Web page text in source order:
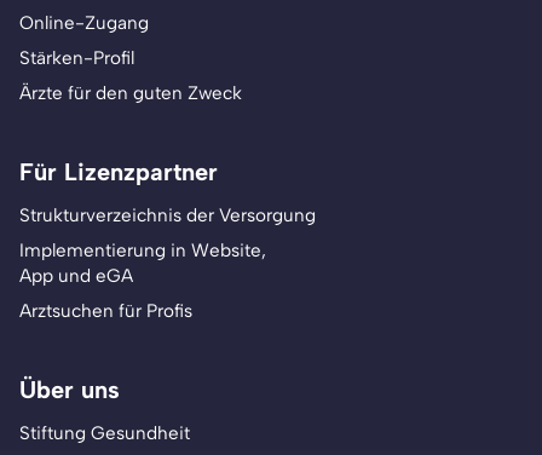
Online-Zugang
Stärken-Profil
Ärzte für den guten Zweck
Für Lizenzpartner
Strukturverzeichnis der Versorgung
Implementierung in Website,
App und eGA
Arztsuchen für Profis
Über uns
Stiftung Gesundheit